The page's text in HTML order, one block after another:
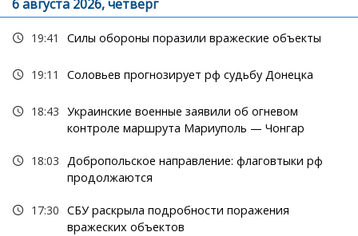
6 августа 2026, четверг
19:41 Силы обороны поразили вражеские объекты
19:11 Соловьев прогнозирует рф судьбу Донецка
18:43 Украинские военные заявили об огневом
контроле маршрута Мариуполь — Чонгар
18:03 Добропольское направление: флаговтыки рф
продолжаются
17:30 СБУ раскрыла подробности поражения
вражеских объектов